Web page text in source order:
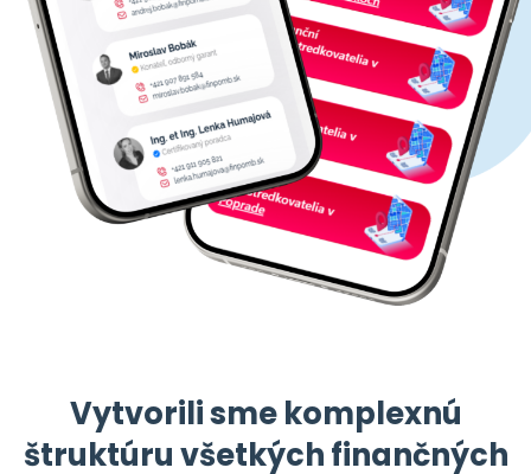
Vytvorili sme komplexnú
štruktúru všetkých finančných